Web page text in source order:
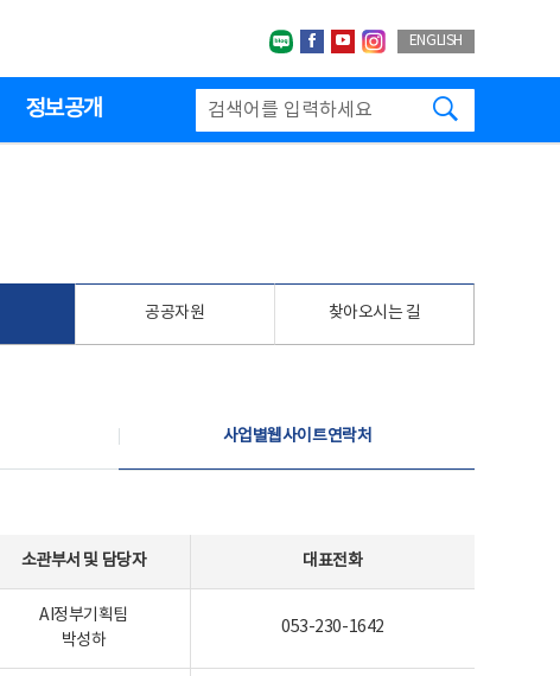
네이버블로그
페이스북
유투브인스타그랩
ENGLISH
정보공개
공공자원 찾아오시는 길
사업별웹사이트연락처
소관부서 및 담당자 대표전화
AI정부기획팀
박성하
053-230-1642